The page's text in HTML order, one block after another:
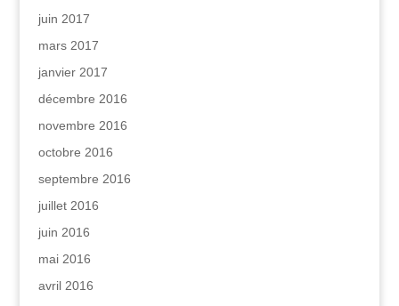
juin 2017
mars 2017
janvier 2017
décembre 2016
novembre 2016
octobre 2016
septembre 2016
juillet 2016
juin 2016
mai 2016
avril 2016